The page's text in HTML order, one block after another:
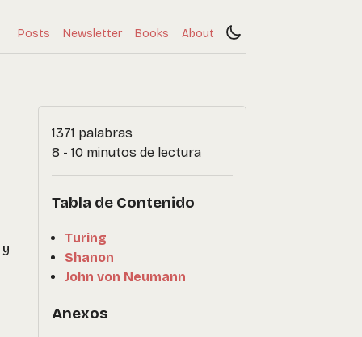
Posts Newsletter Books About
1371 palabras
8 - 10 minutos de lectura
Tabla de Contenido
Turing
Shanon
John von Neumann
Anexos